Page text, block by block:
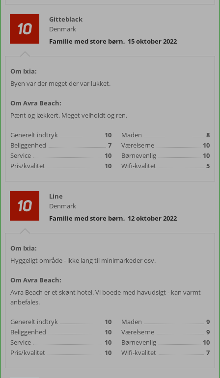
10
Gitteblack
Denmark
Familie med store børn, 15 oktober 2022
Om Ixia:
Byen var der meget der var lukket.
Om Avra Beach:
Pænt og lækkert. Meget velholdt og ren.
Generelt indtryk
10
Beliggenhed
7
Service
10
Pris/kvalitet
10
Maden
8
Værelserne
10
Børnevenlig
10
Wifi-kvalitet
5
10
Line
Denmark
Familie med store børn, 12 oktober 2022
Om Ixia:
Hyggeligt område - ikke lang til minimarkeder osv.
Om Avra Beach:
Avra Beach er et skønt hotel. Vi boede med havudsigt - kan varmt
anbefales.
Generelt indtryk
10
Beliggenhed
10
Service
10
Pris/kvalitet
10
Maden
9
Værelserne
9
Børnevenlig
10
Wifi-kvalitet
7